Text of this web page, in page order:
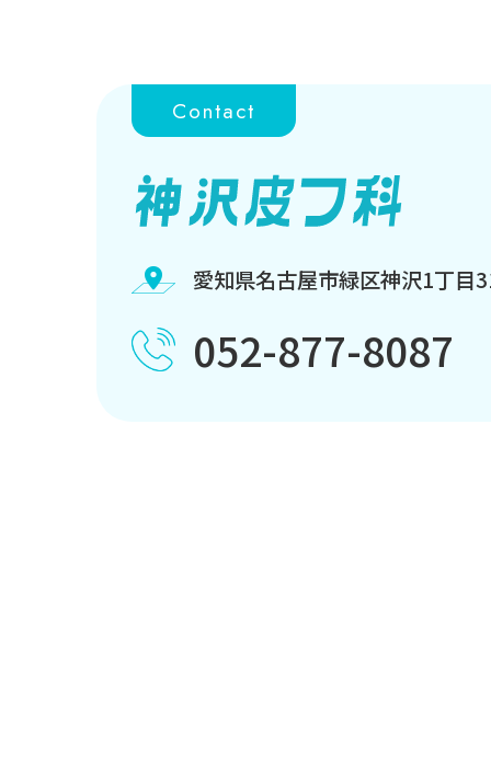
Contact
愛知県名古屋市緑区神沢1丁目
052-877-8087